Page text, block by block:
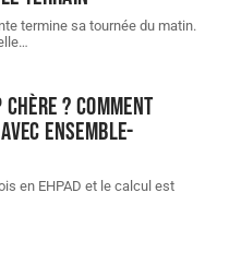
termine sa tournée du matin.
…
? Comment
ensemble-
en EHPAD et le calcul est